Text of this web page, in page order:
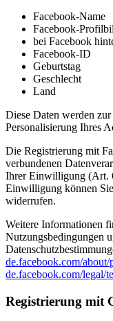
Facebook-Name
Facebook-
bei Facebook
Facebook-ID
Geburtstag
Geschlecht
Land
Diese Daten werden
Personalisierung Ihres
Die Registrierung mit
verbundenen
Ihrer Einwilligung (Art.
Einwilligung können
widerrufen.
Weitere Informationen
Nutzungsbedingungen
de.facebook.com/
de.facebook.com/legal/
Registrierung mit